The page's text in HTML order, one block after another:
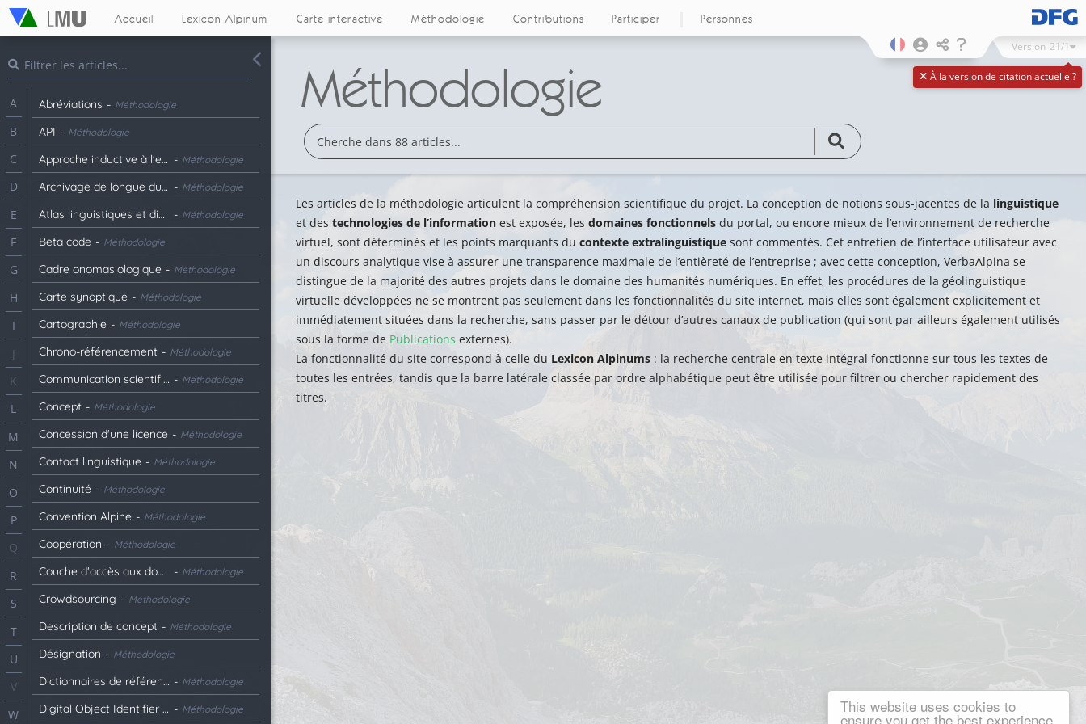
This website uses cookies to
ensure you get the best experience
Accueil Lexicon Alpinum Carte interactive Méthodologie Contributions Participer Personnes
À la version de citation actuelle ?
Version 21/1
Méthodologie
Les articles de la méthodologie articulent la compréhension scientifique du projet. La conception de notions sous-jacentes de la linguistique
et des technologies de l’information est exposée, les domaines fonctionnels du portal, ou encore mieux de l’environnement de recherche
virtuel, sont déterminés et les points marquants du contexte extralinguistique sont commentés. Cet entretien de l’interface utilisateur avec
un discours analytique vise à assurer une transparence maximale de l’entièreté de l’entreprise ; avec cette conception, VerbaAlpina se
distingue de la majorité des autres projets dans le domaine des humanités numériques. En effet, les procédures de la géolinguistique
virtuelle développées ne se montrent pas seulement dans les fonctionnalités du site internet, mais elles sont également explicitement et
immédiatement situées dans la recherche, sans passer par le détour d’autres canaux de publication (qui sont par ailleurs également utilisés
sous la forme de Publications externes).
La fonctionnalité du site correspond à celle du Lexicon Alpinums : la recherche centrale en texte intégral fonctionne sur tous les textes de
toutes les entrées, tandis que la barre latérale classée par ordre alphabétique peut être utilisée pour filtrer ou chercher rapidement des
titres.
A
B
C
D
E
F
G
H
I
J
K
L
M
N
O
P
Q
R
S
T
U
V
W
Abréviations - Méthodologie
API - Méthodologie
Approche inductive à l'espace culturel - Méthodologie
Archivage de longue durée - Méthodologie
Atlas linguistiques et dictionnaires des Alpes - Méthodologie
Beta code - Méthodologie
Cadre onomasiologique - Méthodologie
Carte synoptique - Méthodologie
Cartographie - Méthodologie
Chrono-référencement - Méthodologie
Communication scientifique sur le web - Méthodologie
Concept - Méthodologie
Concession d'une licence - Méthodologie
Contact linguistique - Méthodologie
Continuité - Méthodologie
Convention Alpine - Méthodologie
Coopération - Méthodologie
Couche d'accès aux données - Méthodologie
Crowdsourcing - Méthodologie
Description de concept - Méthodologie
Désignation - Méthodologie
Dictionnaires de référence - Méthodologie
Digital Object Identifier (DOI) - Méthodologie